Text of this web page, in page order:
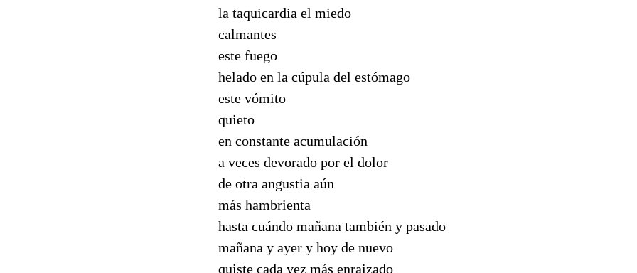
la taquicardia el miedo
calmantes
este fuego
helado en la cúpula del estómago
este vómito
quieto
en constante acumulación
a veces devorado por el dolor
de otra angustia aún
más hambrienta
hasta cuándo mañana también y pasado
mañana y ayer y hoy de nuevo
quiste cada vez más enraizado